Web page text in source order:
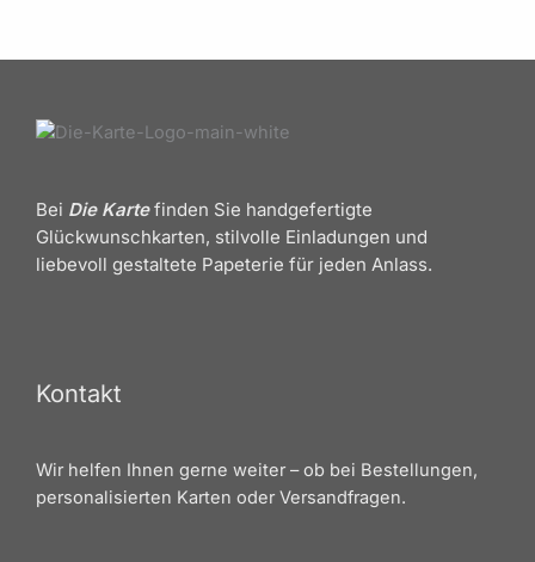
Bei Die Kartefinden Sie handgefertigte
Glückwunschkarten, stilvolle Einladungen und
liebevoll gestaltete Papeterie für jeden Anlass.
Kontakt
Wir helfen Ihnen gerne weiter – ob bei Bestellungen,
personalisierten Karten oder Versandfragen.